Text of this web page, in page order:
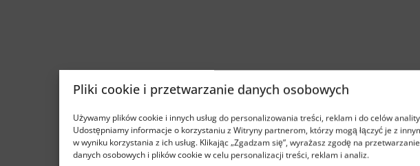
Pliki cookie i przetwarzanie danych osobowych
Używamy plików cookie i innych usług do personalizowania treści, reklam i do celów
Udostępniamy informacje o korzystaniu z Witryny partnerom, którzy mogą łączyć je z
w wyniku korzystania z ich usług. Klikając „Zgadzam się”, wyrażasz zgodę na
danych osobowych i plików cookie w celu personalizacji treści, reklam i analiz.